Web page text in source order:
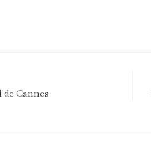
Cannes